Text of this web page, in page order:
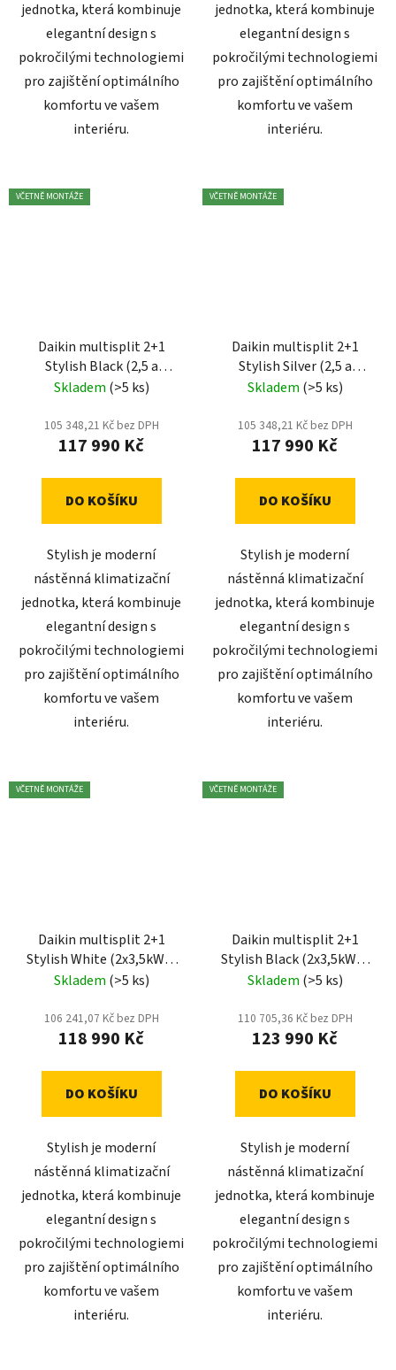
jednotka, která kombinuje
elegantní design s
pokročilými technologiemi
pro zajištění optimálního
komfortu ve vašem
interiéru.
jednotka, která kombinuje
elegantní design s
pokročilými technologiemi
pro zajištění optimálního
komfortu ve vašem
interiéru.
VČETNĚ MONTÁŽE
Daikin multisplit 2+1
Stylish Black (2,5 a
3,5kW) - včetně montáže
Skladem (>5 ks)
105 348,21 Kč bez DPH
117 990 Kč
DO KOŠÍKU
Stylish je moderní
nástěnná klimatizační
jednotka, která kombinuje
elegantní design s
pokročilými technologiemi
pro zajištění optimálního
komfortu ve vašem
interiéru.
VČETNĚ MONTÁŽE
Daikin multisplit 2+1
Stylish Silver (2,5 a
3,5kW) - včetně montáže
Skladem (>5 ks)
105 348,21 Kč bez DPH
117 990 Kč
DO KOŠÍKU
Stylish je moderní
nástěnná klimatizační
jednotka, která kombinuje
elegantní design s
pokročilými technologiemi
pro zajištění optimálního
komfortu ve vašem
interiéru.
VČETNĚ MONTÁŽE
Daikin multisplit 2+1
Stylish White (2x3,5kW) -
včetně montáže
Skladem (>5 ks)
106 241,07 Kč bez DPH
118 990 Kč
DO KOŠÍKU
Stylish je moderní
nástěnná klimatizační
jednotka, která kombinuje
elegantní design s
pokročilými technologiemi
pro zajištění optimálního
komfortu ve vašem
interiéru.
VČETNĚ MONTÁŽE
Daikin multisplit 2+1
Stylish Black (2x3,5kW) -
včetně montáže
Skladem (>5 ks)
110 705,36 Kč bez DPH
123 990 Kč
DO KOŠÍKU
Stylish je moderní
nástěnná klimatizační
jednotka, která kombinuje
elegantní design s
pokročilými technologiemi
pro zajištění optimálního
komfortu ve vašem
interiéru.